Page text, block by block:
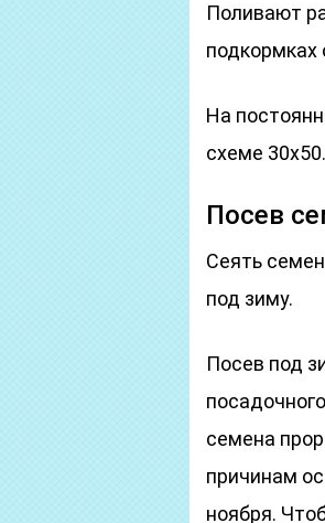
Поливают
подкормках
На
схеме 30х50.
Посев
Сеять
под зиму.
Посев под
семена
причинам
ноября.